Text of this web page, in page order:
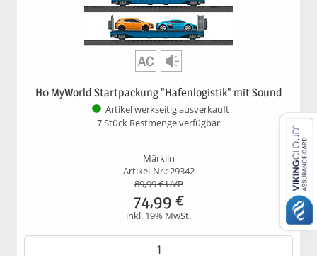
H0 MyWorld Startpackung "Hafenlogistik" mit Sound
Artikel werkseitig ausverkauft
7 Stück Restmenge verfügbar
Märklin
Artikel-Nr.: 29342
89,99€ UVP
74,99 €
inkl. 19% MwSt.